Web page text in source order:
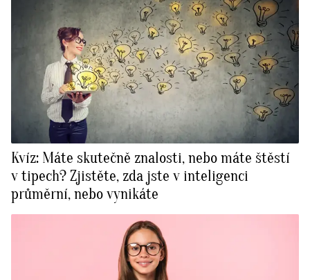
Kvíz: Máte skutečně znalosti, nebo máte štěstí
v tipech? Zjistěte, zda jste v inteligenci
průměrní, nebo vynikáte